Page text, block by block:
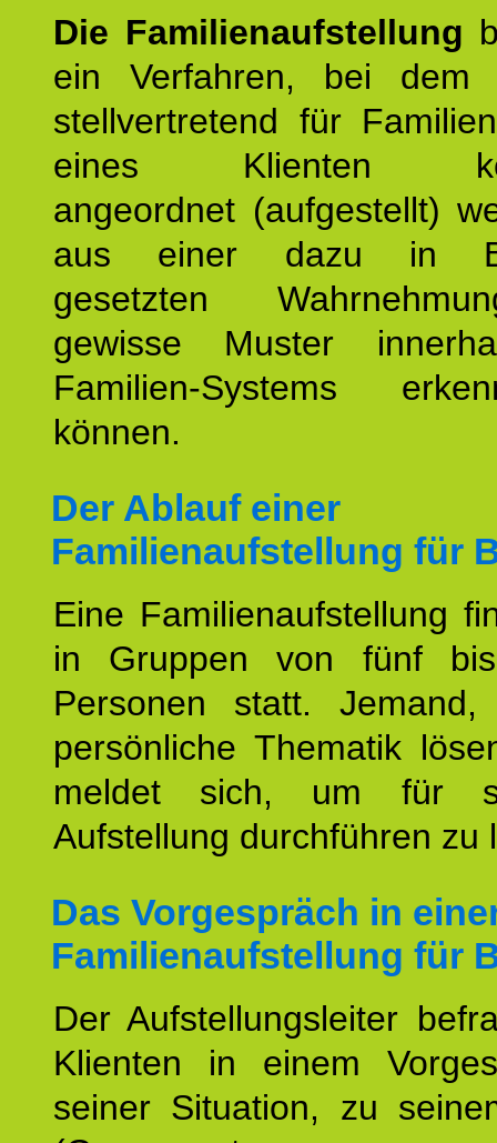
Die Familienaufstellung
ein Verfahren, bei dem
stellvertretend für
eines Klienten
angeordnet (aufgestellt)
aus einer dazu in
gesetzten
gewisse Muster
Familien-Systems
können.
Der Ablauf einer
Familienaufstellung für
Eine Familienaufstellung
in Gruppen von fünf
Personen statt.
persönliche Thematik
meldet sich, um für
Aufstellung durchführen zu
Das Vorgespräch in
Familienaufstellung für
Der Aufstellungsleiter
Klienten in einem
seiner Situation, zu